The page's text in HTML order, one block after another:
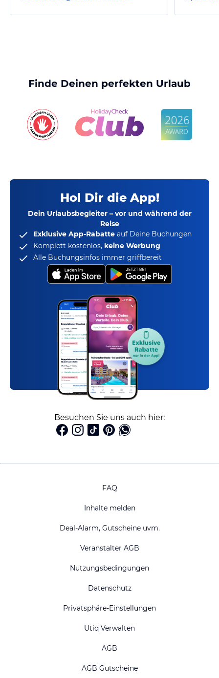
Finde Deinen perfekten Urlaub
Hol Dir die App!
Dein Urlaubsbegleiter – vor und während der
Reise
Exklusive App-Rabatte auf Deine Buchungen
Komplett kostenlos, keine Werbung
Alle Buchungsinfos immer griffbereit
Besuchen Sie uns auch hier:
FAQ
Inhalte melden
Deal-Alarm, Gutscheine uvm.
Veranstalter AGB
Nutzungsbedingungen
Datenschutz
Privatsphäre-Einstellungen
Utiq Verwalten
AGB
AGB Gutscheine